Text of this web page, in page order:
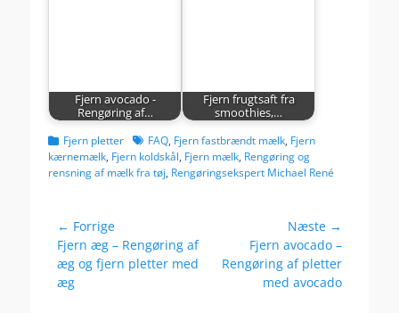
Fjern avocado -
Rengøring af…
Fjern frugtsaft fra
smoothies,…
kategorier
Fjern pletter TagsFAQ, Fjern fastbrændt mælk, Fjern
kærnemælk, Fjern koldskål, Fjern mælk, Rengøring og
rensning af mælk fra tøj, Rengøringsekspert Michael René
Indlægsnavigation
← Forrige
Forrige
indlæg:
Fjern æg – Rengøring af
æg og fjern pletter med
æg
Næste →
Næste
indlæg:
Fjern avocado –
Rengøring af pletter
med avocado